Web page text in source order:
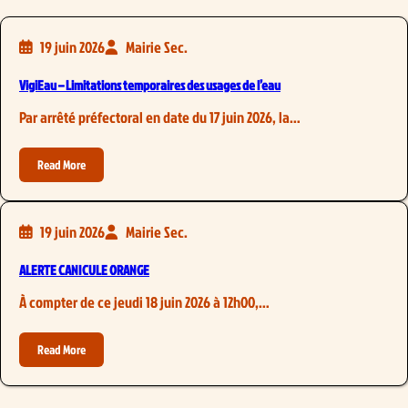
19 juin 2026 Mairie Sec.
VigiEau – Limitations temporaires des usages de l’eau
Par arrêté préfectoral en date du 17 juin 2026, la…
Read More
19 juin 2026 Mairie Sec.
ALERTE CANICULE ORANGE
À compter de ce jeudi 18 juin 2026 à 12h00,…
Read More